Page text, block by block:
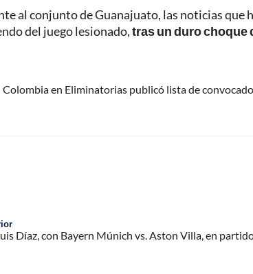
al conjunto de Guanajuato, las noticias que
del juego lesionado,tras un duro choque
Colombia en Eliminatorias publicó lista de
Díaz, con Bayern Múnich vs. Aston Villa, en